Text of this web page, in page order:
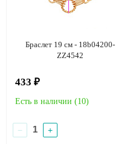
Браслет 19 см - 18b04200-
ZZ4542
433 ₽
Есть в наличии (10)
− +